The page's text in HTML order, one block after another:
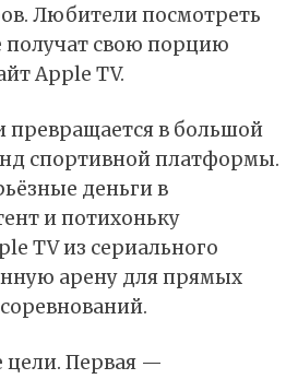
Любители посмотреть
получат свою порцию
Apple TV.
превращается в большой
спортивной платформы.
деньги в
и потихоньку
TV из сериального
арену для прямых
цели. Первая —